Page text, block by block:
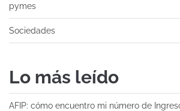
pymes
Sociedades
Lo más leído
AFIP: cómo encuentro mi número de